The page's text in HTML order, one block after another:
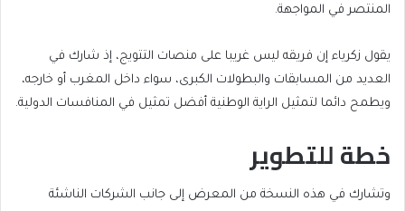
المنتصر في المواجهة.
يقول زكرياء إن فريقه ليس غريبا على منصات التتويج، إذ شارك في
العديد من المسابقات والبطولات الكبرى، سواء داخل المغرب أو خارجه،
ويطمح دائما لتمثيل الراية الوطنية أفضل تمثيل في المنافسات الدولية.
خطة للتطوير
وتشارك في هذه النسخة من المعرض إلى جانب الشركات الناشئة